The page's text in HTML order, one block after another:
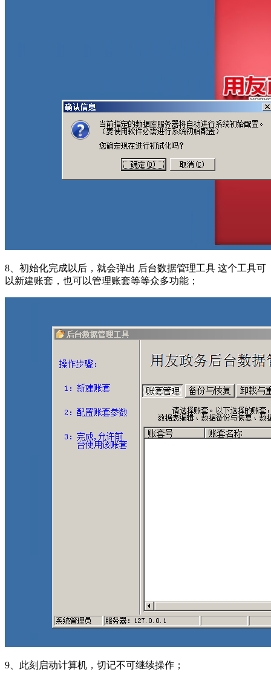
8、初始化完成以后，就会弹出 后台数据管理工具 这个工具可
以新建账套，也可以管理账套等等众多功能；
9、此刻启动计算机，切记不可继续操作；